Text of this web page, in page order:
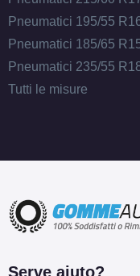
Pneumatici 195/55
Pneumatici 185/65
Pneumatici 235/55
Tutti le misure
Serve aiuto?